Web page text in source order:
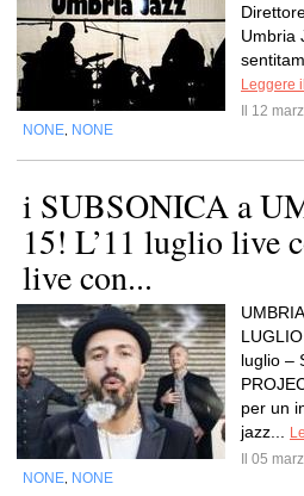
Umbria
Leggere
Il 12
NONE NONE
i SUBSONICA a
15! L’11 luglio live
live con...
luglio –
per un
jazz...
Il 05
NONE NONE